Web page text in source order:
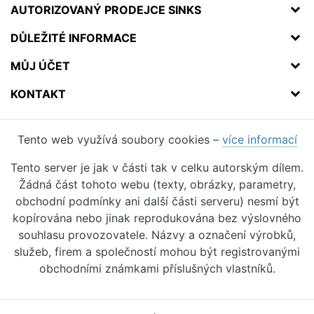
AUTORIZOVANÝ PRODEJCE SINKS
DŮLEŽITÉ INFORMACE
MŮJ ÚČET
KONTAKT
Tento web využívá soubory cookies – více informací
Tento server je jak v části tak v celku autorským dílem.
Žádná část tohoto webu (texty, obrázky, parametry,
obchodní podmínky ani další části serveru) nesmí být
kopírována nebo jinak reprodukována bez výslovného
souhlasu provozovatele. Názvy a označení výrobků,
služeb, firem a společností mohou být registrovanými
obchodními známkami příslušných vlastníků.